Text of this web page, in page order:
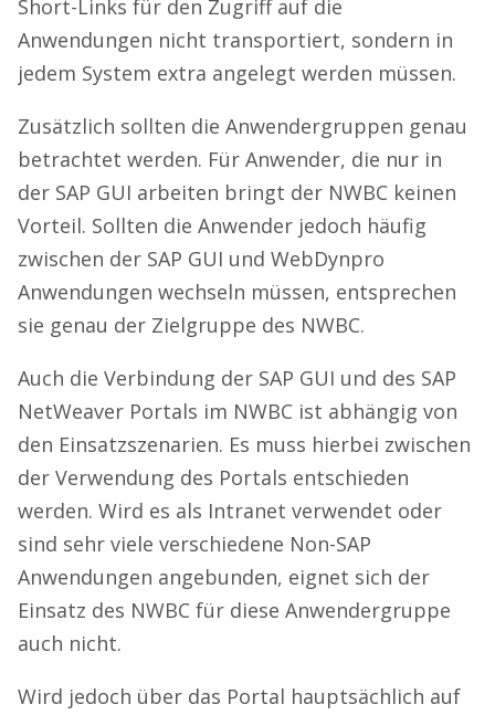
Short-Links für den Zugriff auf die
Anwendungen nicht transportiert, sondern in
jedem System extra angelegt werden müssen.
Zusätzlich sollten die Anwendergruppen genau
betrachtet werden. Für Anwender, die nur in
der SAP GUI arbeiten bringt der NWBC keinen
Vorteil. Sollten die Anwender jedoch häufig
zwischen der SAP GUI und WebDynpro
Anwendungen wechseln müssen, entsprechen
sie genau der Zielgruppe des NWBC.
Auch die Verbindung der SAP GUI und des SAP
NetWeaver Portals im NWBC ist abhängig von
den Einsatzszenarien. Es muss hierbei zwischen
der Verwendung des Portals entschieden
werden. Wird es als Intranet verwendet oder
sind sehr viele verschiedene Non-SAP
Anwendungen angebunden, eignet sich der
Einsatz des NWBC für diese Anwendergruppe
auch nicht.
Wird jedoch über das Portal hauptsächlich auf